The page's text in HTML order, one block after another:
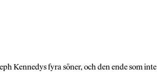
Kennedys fyra söner, och den ende som